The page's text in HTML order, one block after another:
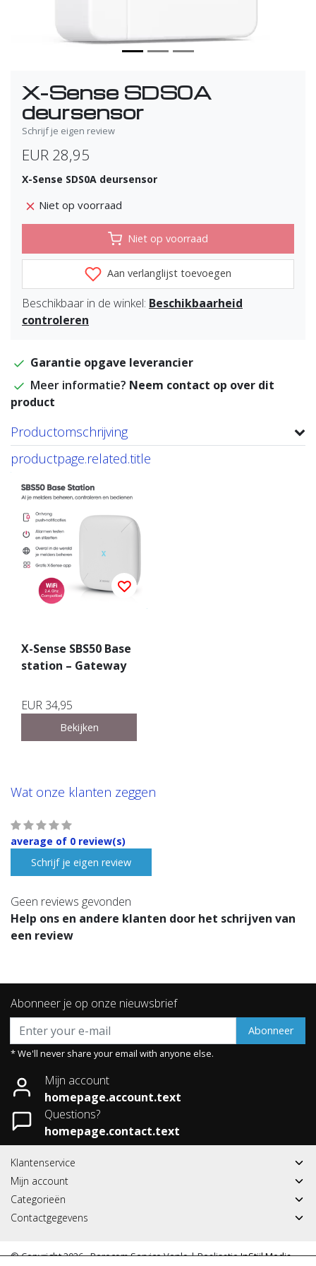
X-Sense SDS0A
deursensor
Schrijf je eigen review
EUR 28,95
X-Sense SDS0A deursensor
Niet op voorraad
Niet op voorraad
Aan verlanglijst toevoegen
Beschikbaar in de winkel: Beschikbaarheid
controleren
Garantie opgave leverancier
Meer informatie? Neem contact op over dit
product
Productomschrijving
productpage.related.title
X-Sense SBS50 Base
station – Gateway
EUR 34,95
Bekijken
Wat onze klanten zeggen
average of 0 review(s)
Schrijf je eigen review
Geen reviews gevonden
Help ons en andere klanten door het schrijven van
een review
Abonneer je op onze nieuwsbrief
Abonneer
* We'll never share your email with anyone else.
Mijn account
homepage.account.text
Questions?
homepage.contact.text
Klantenservice
Mijn account
Categorieën
Contactgegevens
© Copyright 2026 - Berecom Service Venlo | RealisatieInStijl Media